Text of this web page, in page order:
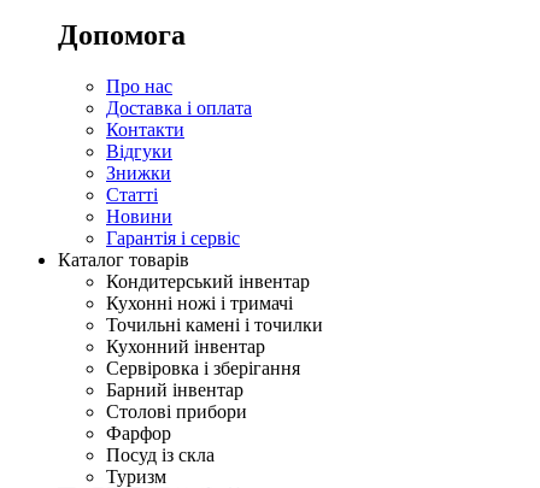
Допомога
Про нас
Доставка і оплата
Контакти
Відгуки
Знижки
Статті
Новини
Гарантія і сервіс
Каталог товарів
Кондитерський інвентар
Кухонні ножі і тримачі
Точильні камені і точилки
Кухонний інвентар
Сервіровка і зберігання
Барний інвентар
Столові прибори
Фарфор
Посуд із скла
Туризм